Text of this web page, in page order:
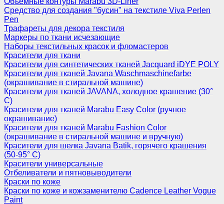
Средство для создания "бусин" на текстиле Viva Perlen
Pen
Трафареты для декора текстиля
Маркеры по ткани исчезающие
Наборы текстильных красок и фломастеров
Красители для ткани
Красители для синтетических тканей Jacquard iDYE POLY
Красители для тканей Javana Waschmaschinefarbe
(окрашивание в стиральной машине)
Красители для тканей JAVANA, холодное крашение (30°
С)
Красители для тканей Marabu Easy Color (ручное
окрашивание)
Красители для тканей Marabu Fashion Color
(окрашивание в стиральной машине и вручную)
Красители для шелка Javana Batik, горячего крашения
(50-95° С)
Красители универсальные
Отбеливатели и пятновыводители
Краски по коже
Краски по коже и кожзаменителю Cadence Leather Vogue
Paint